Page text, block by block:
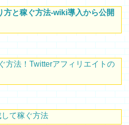
方と稼ぐ方法-wiki導入から公開
方法！Twitterアフィリエイトの
て稼ぐ方法